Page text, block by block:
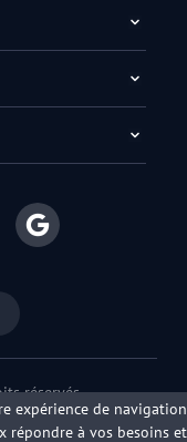
réservés.
d'utilisation
expérience de navigation
répondre à vos besoins et